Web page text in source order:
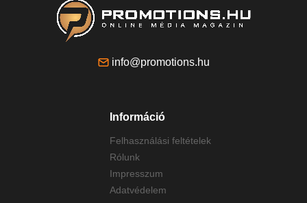
info@promotions.hu
Információ
Felhasználási feltételek
Rólunk
Impresszum
Adatvédelem